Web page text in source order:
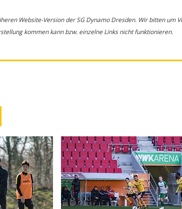
Website-Version der SG Dynamo Dresden. Wir bitten um
kommen kann bzw. einzelne Links nicht funktionieren.